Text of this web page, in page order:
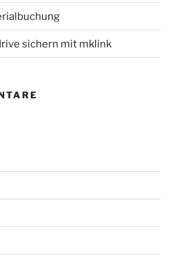
sichern mit mklink